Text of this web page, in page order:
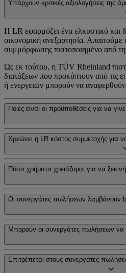
Υπάρχουν κριτικές αξιολογήσεις της
Η LR εφαρμόζει ένα ελκυστικό και
οικονομική ανεξαρτησία.
συμμόρφωσης πιστοποιημένο από
Ως εκ τούτου, η TÜV Rheinland
διατάξεων που προκύπτουν από τις
ή ενεργειών μπορούν να αναφερθούν
Ποιες είναι οι προϋποθέσεις για να
Χρεώνει η LR κόστος συμμετοχής για
Πόσα χρήματα χρειάζομαι για να
Οι συνεργάτες πωλήσεων λαμβάνουν
Μπορούν οι συνεργάτες πωλήσεων
Επιτρέπεται στους συνεργάτες